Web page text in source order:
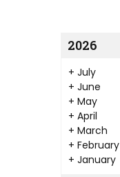
2026
+ July
+ June
+ May
+ April
+ March
+ February
+ January